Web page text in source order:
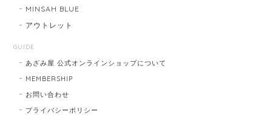
MINSAH BLUE
アウトレット
GUIDE
あざみ屋 公式オンラインショップについて
MEMBERSHIP
お問い合わせ
プライバシーポリシー